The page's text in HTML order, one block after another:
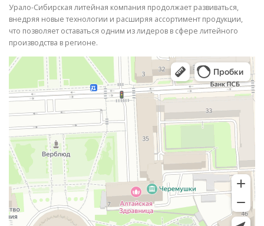
Урало-Сибирская литейная компания продолжает развиваться,
внедряя новые технологии и расширяя ассортимент продукции,
что позволяет оставаться одним из лидеров в сфере литейного
производства в регионе.